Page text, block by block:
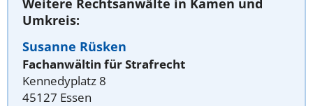
Weitere Rechtsanwälte in Kamen und
Umkreis:
Susanne Rüsken
Fachanwältin für Strafrecht
Kennedyplatz 8
45127 Essen